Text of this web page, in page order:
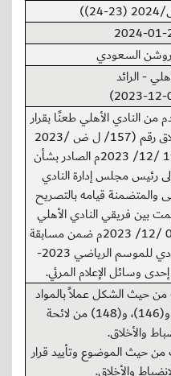
2024-01-
السعودي
- الرائد
من النادي الأهلي طعنًا بقرار
لجنة الانضباط والأخلاق رقم (157/ ل ض /2023
(23-24)) وتاريخ 19 /12/ 2023م الصادر بشأن
رئيس مجلس إدارة النادي
والمتضمنة قيامه بالتصريح
بين فريقي النادي الأهلي
ونادي الرائد بتاريخ 09 /12/ 2023م ضمن مسابقة
دوري روشن السعودي للموسم الرياضي 2023-
من حيث الشكل عملاً بالمواد
(144)، و(145)، و(146)، و(148) من لائحة
والأخلاق.
من حيث الموضوع وتأييد قرار
والأخلاق.